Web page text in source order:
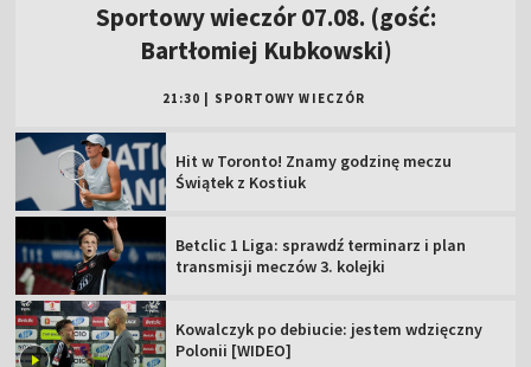
Sportowy wieczór 07.08. (gość:
Bartłomiej Kubkowski)
21:30 SPORTOWY WIECZÓR
Hit w Toronto! Znamy godzinę meczu
Świątek z Kostiuk
Betclic 1 Liga: sprawdź terminarz i plan
transmisji meczów 3. kolejki
Kowalczyk po debiucie: jestem wdzięczny
Polonii [WIDEO]